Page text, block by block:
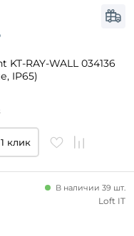
RAY-WALL 034136
IP65)
клик
В наличии 39 шт.
Loft IT